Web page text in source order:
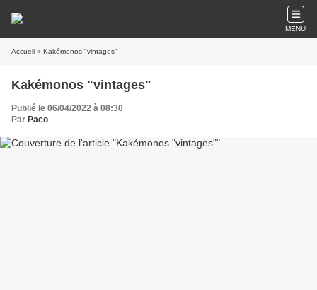
MENU
Accueil » Kakémonos "vintages"
Kakémonos "vintages"
Publié le 06/04/2022 à 08:30
Par Paco